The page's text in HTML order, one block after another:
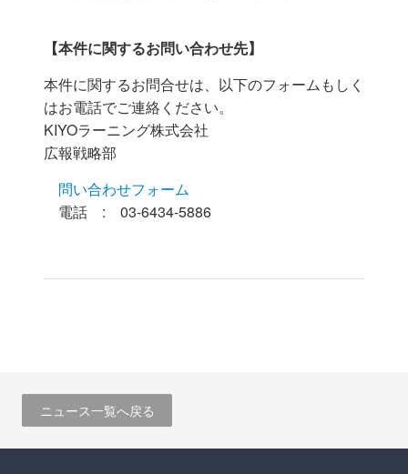
【本件に関するお問い合わせ先】
本件に関するお問合せは、以下のフォームもしく
はお電話でご連絡ください。
KIYOラーニング株式会社
広報戦略部
問い合わせフォーム
電話 : 03-6434-5886
ニュース一覧へ戻る